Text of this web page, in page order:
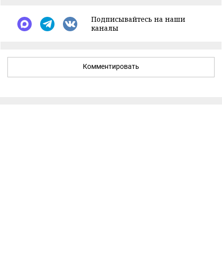
Подписывайтесь на наши
каналы
Комментировать